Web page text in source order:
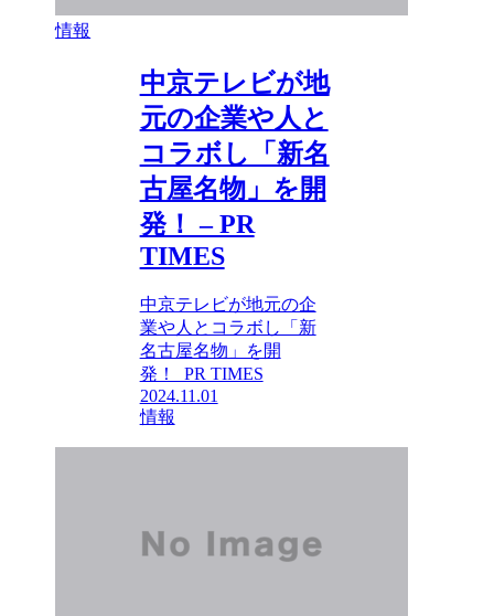
情報
中京テレビが地
元の企業や人と
コラボし「新名
古屋名物」を開
発！ – PR
TIMES
中京テレビが地元の企
業や人とコラボし「新
名古屋名物」を開
発！ PR TIMES
2024.11.01
情報